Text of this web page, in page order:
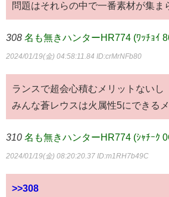
問題はそれらの中で一番素材が集ま
308 名も無きハンターHR774 (ﾜｯﾁｮｲ
2024/01/19(金) 04:58:11.84 ID:crMrNFb80
ランスで超会心積むメリットないし
みんな蒼レウスは火属性5にできる
310 名も無きハンターHR774 (ｼｬﾁｰｸ
2024/01/19(金) 08:20:20.37 ID:m1RH7b49C
>>308